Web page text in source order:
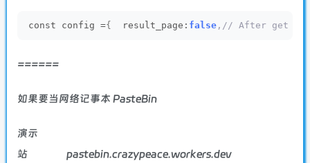
const config ={
  result_page:
false ,// After get the
======
如果要当网络记事本 PasteBin
演示
站
pastebin.crazypeace.workers.dev